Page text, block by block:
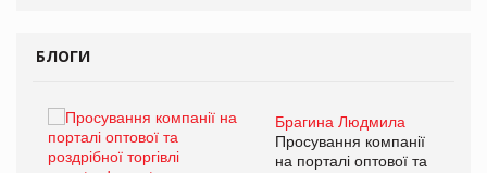
БЛОГИ
Брагина Людмила
Просування компанії
на порталі оптової та